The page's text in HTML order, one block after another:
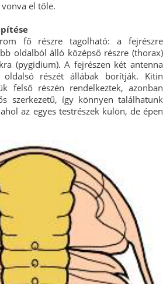
el tőle.
fő részre tagolható: a fejrészre
oldalból álló középső részre (thorax)
(pygidium). A fejrészen két antenna
részét állábak borítják. Kitin
felső részén rendelkeztek, azonban
szerkezetű, így könnyen találhatunk
az egyes testrészek külön, de épen